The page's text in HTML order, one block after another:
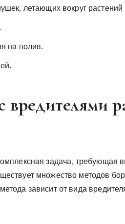
летающих вокруг
на полив.
задача‚ требующая
множество методов
зависит от вида